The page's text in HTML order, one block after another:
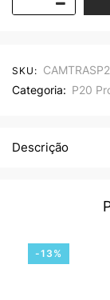
SKU:
Categoria: P20
Descrição
-13%